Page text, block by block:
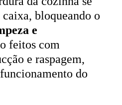
bloqueando o
e
feitos com
e raspagem,
do